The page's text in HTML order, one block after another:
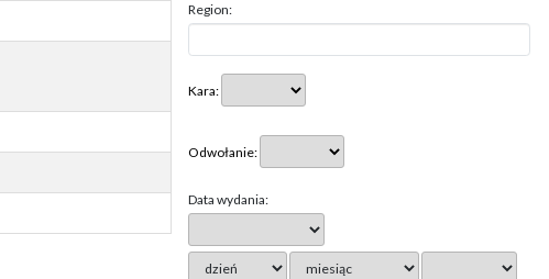
Region:
Kara:
Odwołanie:
Data wydania: